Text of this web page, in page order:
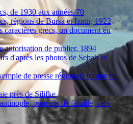
de 1930 aux années 70
régions de Bursa et Izmir, 1922
caractères grecs, un document en
autorisation de publier, 1894
d'après les photos de Sebah et
de presse régionale turque en
près de Silifke
portraits de famille, vers